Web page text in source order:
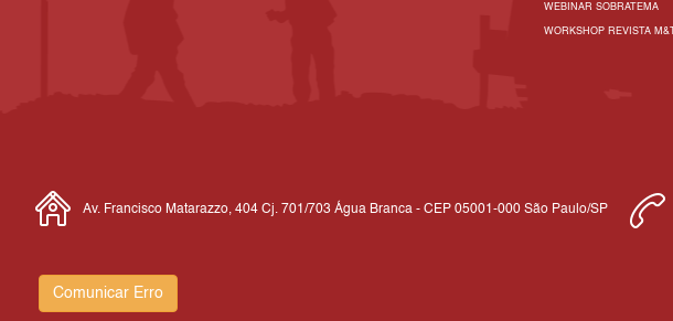
WEBINAR SOBRATEMA
WORKSHOP REVISTA M&T
Av. Francisco Matarazzo, 404 Cj. 701/703 Água Branca - CEP 05001-000 São Paulo/SP
Comunicar Erro